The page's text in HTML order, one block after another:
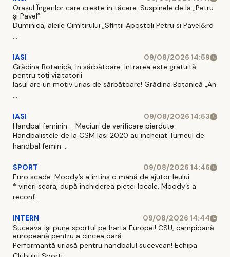
Orașul Îngerilor care crește în tăcere. Suspinele de la „Petru
și Pavel”
Duminica, aleile Cimitirului „Sfintii Apostoli Petru si Pavel&rd
...
IASI
09/08/2026 14:59
Grădina Botanică, în sărbătoare. Intrarea este gratuită
pentru toți vizitatorii
Iasul are un motiv urias de sărbătoare! Grădina Botanică „An
...
IASI
09/08/2026 14:53
Handbal feminin - Meciuri de verificare pierdute
Handbalistele de la CSM Iasi 2020 au incheiat Turneul de
handbal femin ...
SPORT
09/08/2026 14:46
Euro scade. Moody’s a întins o mână de ajutor leului
* vineri seara, după inchiderea pietei locale, Moody’s a
reconf ...
INTERN
09/08/2026 14:44
Suceava își pune sportul pe harta Europei! CSU, campioană
europeană pentru a cincea oară
Performantă uriasă pentru handbalul sucevean! Echipa